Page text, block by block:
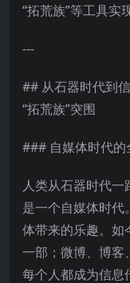
“拓荒族”等工具实
---
## 从石器时代到
“拓荒族”突围
### 自媒体时代的
人类从石器时代
是一个自媒体时代
体带来的乐趣。如
一部；微博、博客
每个人都成为信息